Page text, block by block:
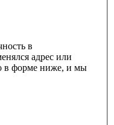
в
адрес или
в форме ниже, и мы